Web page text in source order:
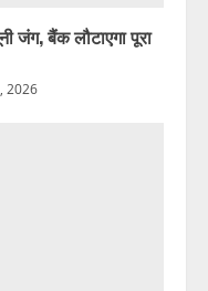
जंग, बैंक लौटाएगा पूरा
2026